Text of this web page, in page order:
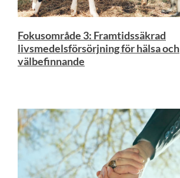
Fokusområde 3: Framtidssäkrad
livsmedelsförsörjning för hälsa och
välbefinnande